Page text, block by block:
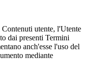
utente, l'Utente
dai presenti Termini
anch'esse l'uso del
mediante